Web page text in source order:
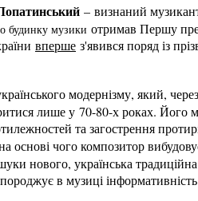
– визнаний
будинку музики отримав Першу
вперше з'явився поряд із
модернізму, який,
лише у 70-80-х роках. Його
та загострення
основі чого композитор
нового, українська
в музиці